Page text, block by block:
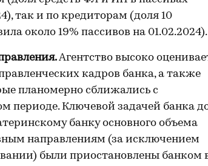
так и по кредиторам (доля 10
около 19% пассивов на 01.02.2024).
Агентство высоко
кадров банка, а также
планомерно сближались с
периоде. Ключевой задачей банка
банку основного объема
направлениям (за исключением
были приостановлены банком